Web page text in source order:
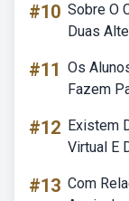
#10 Sobre O
Duas
#11 Os
Fazem
#12 Existem
Virtual E
#13 Com